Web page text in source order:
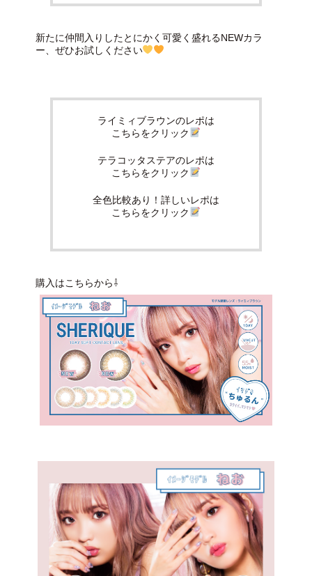
新たに仲間入りしたとにかく可愛く盛れるNEWカラ
ー、ぜひお試しください
ライミィブラウンのレポは
こちらをクリック
テラコッタステアのレポは
こちらをクリック
全色比較あり！詳しいレポは
こちらをクリック
購入はこちらから⇩